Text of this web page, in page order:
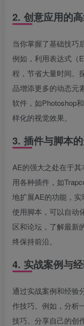
2. 创意应用的
当你掌握了基础技巧
例如，利用表达式（
程，节省大量时间。
品增添更多的动态元
软件，如Photoshop
样化的视觉效果。
3. 插件与脚本
AE的强大之处在于
用各种插件，如
地扩展AE的功能，
使用脚本，可以自动
区和论坛，了解最新
终保持前沿。
4. 实战案例与
通过实战案例和经验
作技巧。例如，分析
技巧。分享自己的创